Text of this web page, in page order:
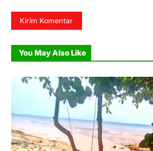
You May Also Like